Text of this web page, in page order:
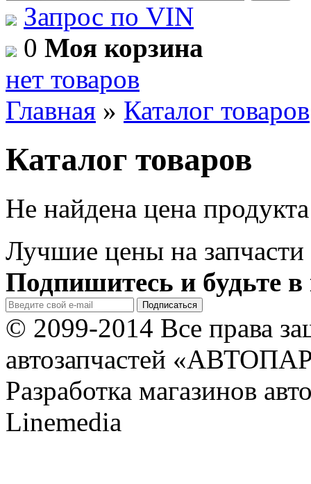
Запрос по VIN
0 Моя корзина
нет товаров
Главная » Каталог товаров
Каталог товаров
Не найдена цена продукта
Лучшие цены на запчасти
Подпишитесь и будьте в
© 2099-2014 Все права
автозапчастей
Разработка магазинов
Linemedia